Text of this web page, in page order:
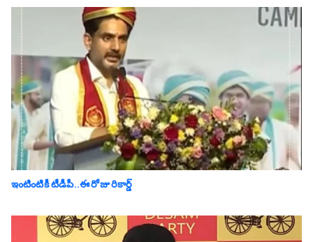
ఇంటింటికీ టీడీపీ..ఈ రోజు రికార్డ్